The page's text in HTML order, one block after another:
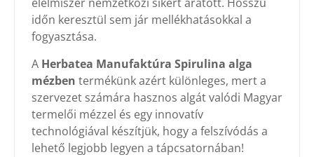
időn keresztül sem jár mellékhatásokkal a
fogyasztása.
A Herbatea Manufaktúra Spirulina alga
mézben termékünk azért különleges, mert a
szervezet számára hasznos algát valódi Magyar
termelői mézzel és egy innovatív
technológiával készítjük, hogy a felszívódás a
lehető legjobb legyen a tápcsatornában!